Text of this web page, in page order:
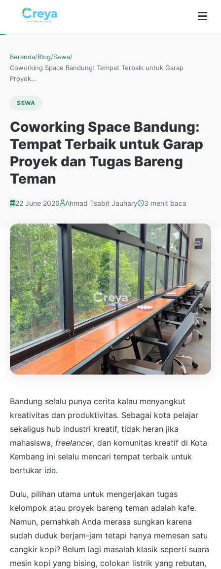
Beranda/Blog/Sewa/
Coworking Space Bandung: Tempat Terbaik untuk Garap
Proyek…
SEWA
Coworking Space Bandung:
Tempat Terbaik untuk Garap
Proyek dan Tugas Bareng
Teman
22 June 2026 Ahmad Tsabit Jauhary 3 menit baca
Bandung selalu punya cerita kalau menyangkut
kreativitas dan produktivitas. Sebagai kota pelajar
sekaligus hub industri kreatif, tidak heran jika
mahasiswa, freelancer, dan komunitas kreatif di Kota
Kembang ini selalu mencari tempat terbaik untuk
bertukar ide.
Dulu, pilihan utama untuk mengerjakan tugas
kelompok atau proyek bareng teman adalah kafe.
Namun, pernahkah Anda merasa sungkan karena
sudah duduk berjam-jam tetapi hanya memesan satu
cangkir kopi? Belum lagi masalah klasik seperti suara
mesin kopi yang bising, colokan listrik yang rebutan,